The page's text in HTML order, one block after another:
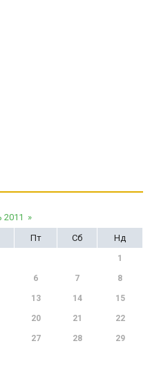
2011 »
Пт Сб Нд
1
6 7 8
13 14 15
20 21 22
27 28 29